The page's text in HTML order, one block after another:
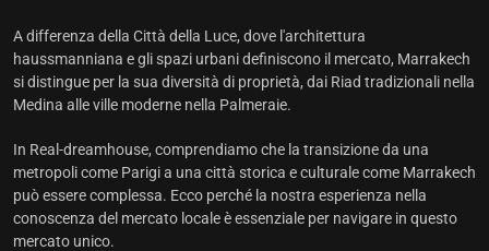
A differenza della Città della Luce, dove l'architettura
haussmanniana e gli spazi urbani definiscono il mercato, Marrakech
si distingue per la sua diversità di proprietà, dai Riad tradizionali nella
Medina alle ville moderne nella Palmeraie.
In Real-dreamhouse, comprendiamo che la transizione da una
metropoli come Parigi a una città storica e culturale come Marrakech
può essere complessa. Ecco perché la nostra esperienza nella
conoscenza del mercato locale è essenziale per navigare in questo
mercato unico.